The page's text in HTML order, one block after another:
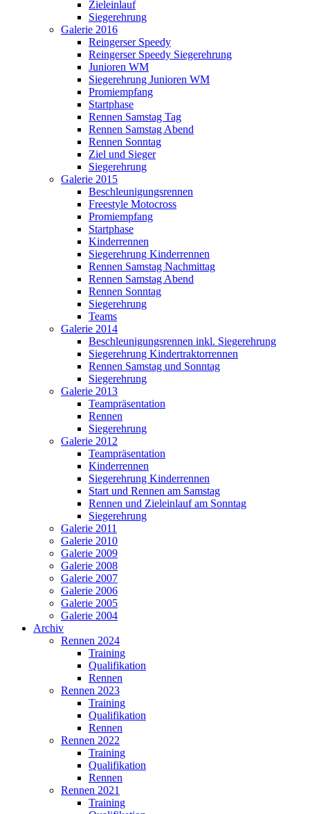
Zieleinlauf
Siegerehrung
Galerie 2016
Reingerser Speedy
Reingerser Speedy Siegerehrung
Junioren WM
Siegerehrung Junioren WM
Promiempfang
Startphase
Rennen Samstag Tag
Rennen Samstag Abend
Rennen Sonntag
Ziel und Sieger
Siegerehrung
Galerie 2015
Beschleunigungsrennen
Freestyle Motocross
Promiempfang
Startphase
Kinderrennen
Siegerehrung Kinderrennen
Rennen Samstag Nachmittag
Rennen Samstag Abend
Rennen Sonntag
Siegerehrung
Teams
Galerie 2014
Beschleunigungsrennen inkl. Siegerehrung
Siegerehrung Kindertraktorrennen
Rennen Samstag und Sonntag
Siegerehrung
Galerie 2013
Teampräsentation
Rennen
Siegerehrung
Galerie 2012
Teampräsentation
Kinderrennen
Siegerehrung Kinderrennen
Start und Rennen am Samstag
Rennen und Zieleinlauf am Sonntag
Siegerehrung
Galerie 2011
Galerie 2010
Galerie 2009
Galerie 2008
Galerie 2007
Galerie 2006
Galerie 2005
Galerie 2004
Archiv
Rennen 2024
Training
Qualifikation
Rennen
Rennen 2023
Training
Qualifikation
Rennen
Rennen 2022
Training
Qualifikation
Rennen
Rennen 2021
Training